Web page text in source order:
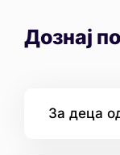
Дознај
За деца